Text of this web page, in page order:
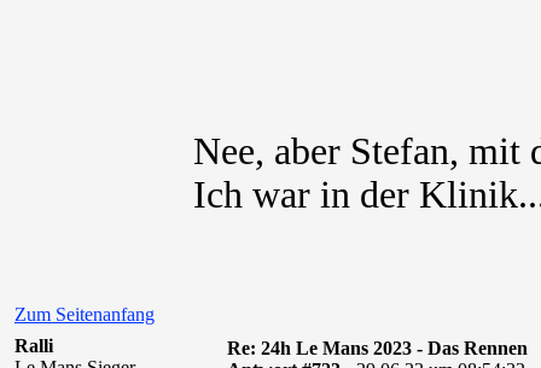
Nee, aber Stefan, mit
Ich war in der
Zum Seitenanfang
Ralli
Re: 24h Le Mans 2023 - Das Rennen